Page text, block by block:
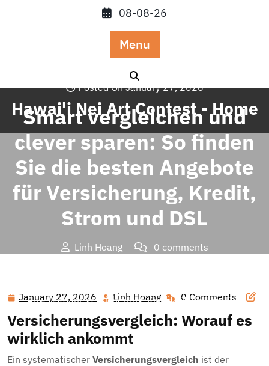
08-08-26
Menu
Hawai'i Nei Art Contest - Home
Posted On January 27, 2026
Smart vergleichen und
clever sparen: So finden
Sie die besten Angebote
für Versicherung, Kredit,
Strom und DSL
Linh Hoang
0 comments
Angebote für Versicherung, Kredit, Strom und DSL
January 27, 2026 January
2026
Linh Hoang Linh
Hoang
0 Comments
Versicherungsvergleich: Worauf es
wirklich ankommt
Ein systematischer Versicherungsvergleich ist der